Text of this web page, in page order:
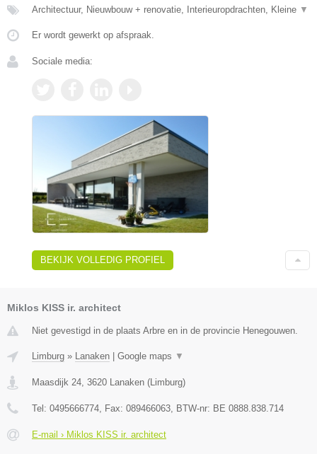
Architectuur, Nieuwbouw + renovatie, Interieuropdrachten, Kleine ▼
Er wordt gewerkt op afspraak.
Sociale media:
BEKIJK VOLLEDIG PROFIEL
Miklos KISS ir. architect
Niet gevestigd in de plaats Arbre en in de provincie Henegouwen.
Limburg » Lanaken Google maps ▼
Maasdijk 24 3620 Lanaken ( Limburg)
Tel: 0495666774 , Fax: 089466063 , BTW-nr: BE 0888.838.714
E-mail › Miklos KISS ir. architect